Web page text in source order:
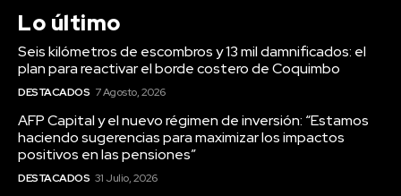
Lo último
Seis kilómetros de escombros y 13 mil damnificados: el
plan para reactivar el borde costero de Coquimbo
DESTACADOS 7 Agosto, 2026
AFP Capital y el nuevo régimen de inversión: “Estamos
haciendo sugerencias para maximizar los impactos
positivos en las pensiones”
DESTACADOS 31 Julio, 2026